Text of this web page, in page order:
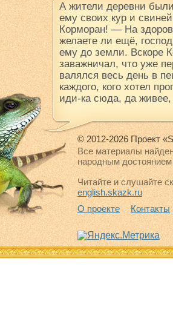
А жители деревни
ему своих кур и
Корморан! — На
желаете ли ещё,
ему до земли. Вскоре
заважничал, что уже
валялся весь день в
каждого, кого хотел
иди-ка сюда, да
© 2012-2026 Проект
Все материалы
народным достоянием
Читайте и слушайте
english.skazk.ru
О проекте
Контакты